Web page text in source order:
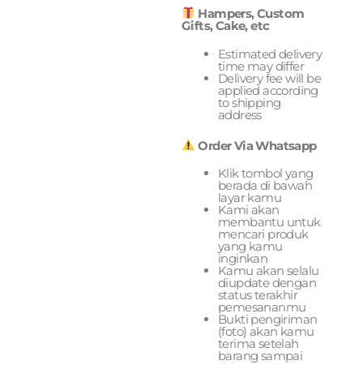
Hampers, Custom
Gifts, Cake, etc
Estimated delivery
time may differ
Delivery fee will be
applied according
to shipping
address
Order Via Whatsapp
Klik tombol yang
berada di bawah
layar kamu
Kami akan
membantu untuk
mencari produk
yang kamu
inginkan
Kamu akan selalu
diupdate dengan
status terakhir
pemesananmu
Bukti pengiriman
(foto) akan kamu
terima setelah
barang sampai